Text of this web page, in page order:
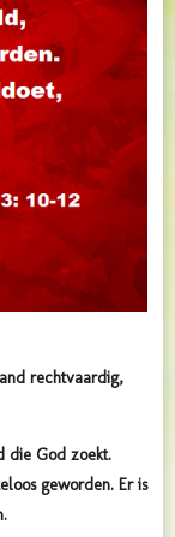
rechtvaardig,
die God zoekt.
geworden. Er is